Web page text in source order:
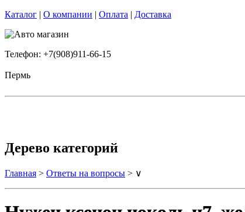
Каталог | О компании | Оплата | Доставка
Телефон: +7(908)911-66-15
Пермь
Дерево категорий
Главная > Ответы на вопросы > ∨